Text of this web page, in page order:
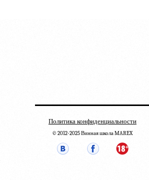
Политика конфиденциальности
© 2012-2025 Винная школа MAREX